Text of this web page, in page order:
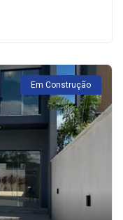
Em Construção